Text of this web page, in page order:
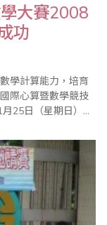
大賽2008
功
學計算能力，培育
際心算暨數學競技
25日（星期日）假
在北、中、南高手